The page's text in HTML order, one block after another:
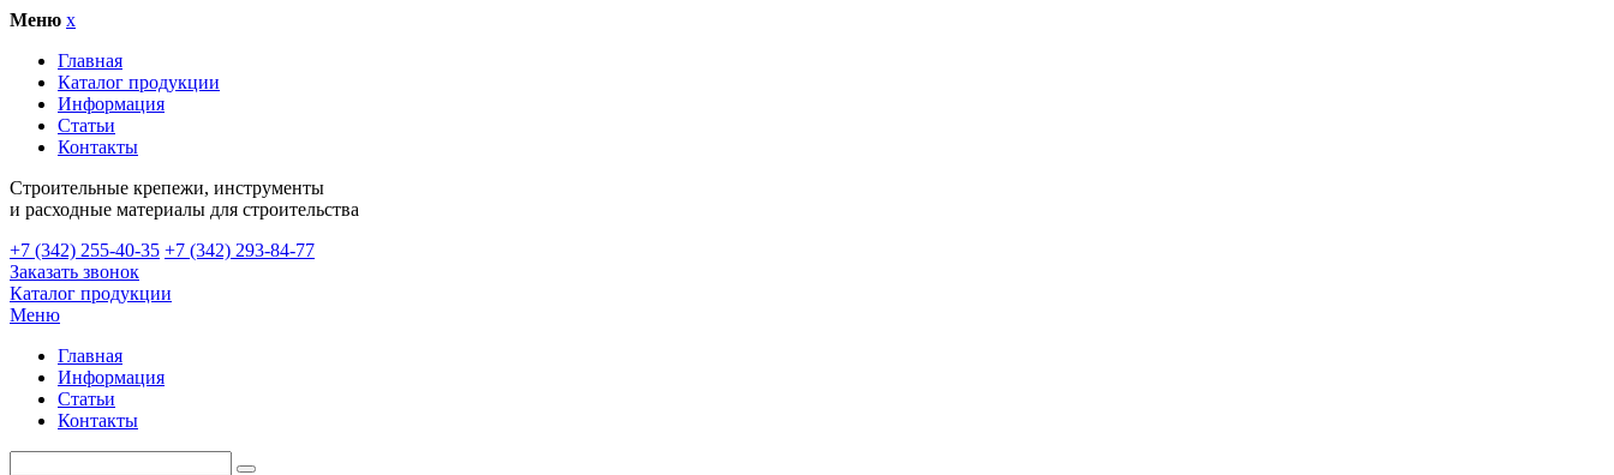
Меню x
Главная
Каталог продукции
Информация
Статьи
Контакты
Cтроительные крепежи, инструменты
и расходные материалы для строительства
+7 (342) 255-40-35 +7 (342) 293-84-77
Заказать звонок
Каталог продукции
Меню
Главная
Информация
Статьи
Контакты